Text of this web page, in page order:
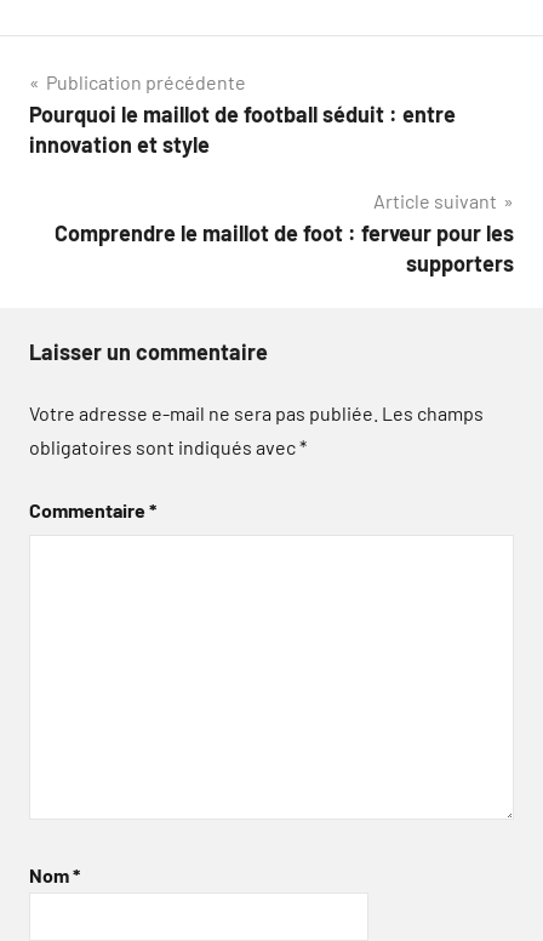
Navigation
de
Publication précédente
Pourquoi le maillot de football séduit : entre
innovation et style
Article suivant
Comprendre le maillot de foot : ferveur pour les
supporters
Laisser un commentaire
Votre adresse e-mail ne sera pas publiée. Les champs
obligatoires sont indiqués avec*
Commentaire*
Nom*